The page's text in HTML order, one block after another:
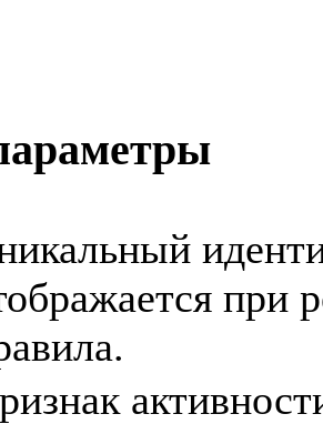
при